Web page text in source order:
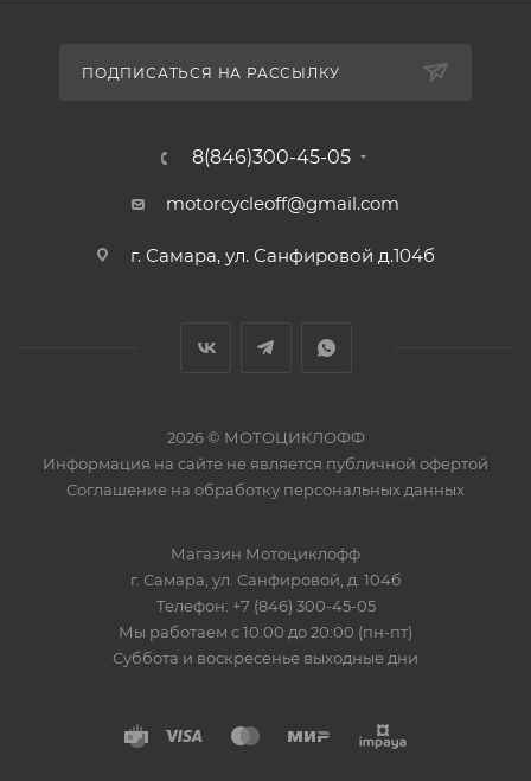
ПОДПИСАТЬСЯ НА РАССЫЛКУ
8(846)300-45-05
motorcycleoff@gmail.com
г. Самара, ул. Санфировой д.104б
2026 © МОТОЦИКЛОФФ
Информация на сайте не является публичной офертой
Соглашение на обработку персональных данных
Магазин Мотоциклофф
г. Самара, ул. Санфировой, д. 104б
Телефон: +7 (846) 300-45-05
Мы работаем с 10:00 до 20:00 (пн-пт)
Суббота и воскресенье выходные дни